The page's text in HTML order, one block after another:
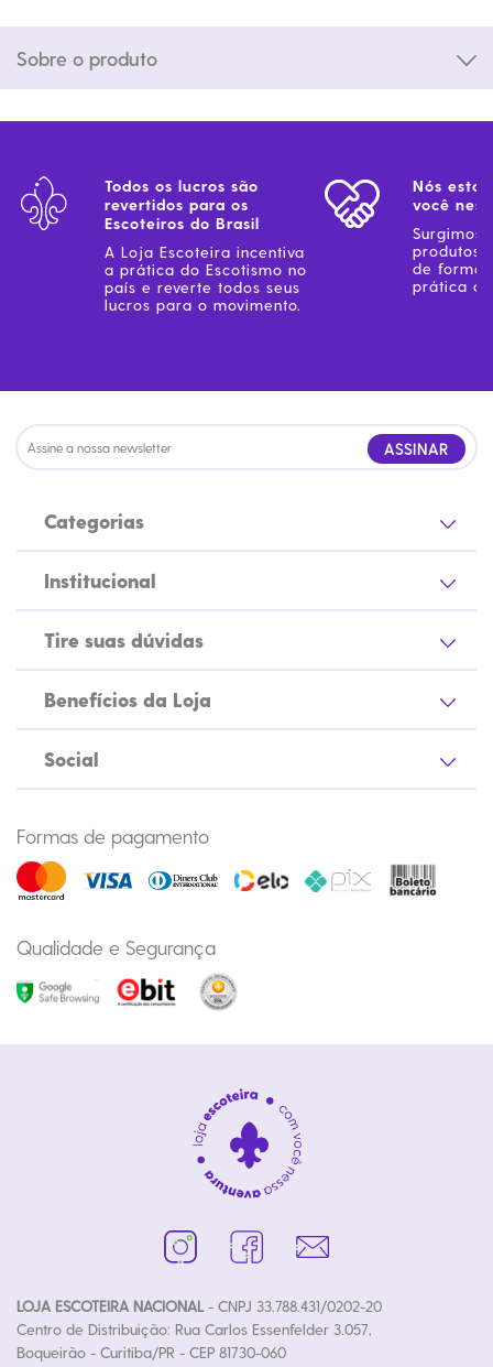
Sobre o produto
Todos os lucros são
revertidos para os
Escoteiros do Brasil
A Loja Escoteira incentiva
a prática do Escotismo no
país e reverte todos seus
lucros para o movimento.
Nós
você
Surgimos
produtos
de forma
prática
ASSINAR
Categorias
Institucional
Tire suas dúvidas
Benefícios da Loja
Social
Formas de pagamento
Qualidade e Segurança
LOJA ESCOTEIRA NACIONAL- CNPJ 33.788.431/0202-20
Centro de Distribuição: Rua Carlos Essenfelder 3.057,
Boqueirão - Curitiba/PR - CEP 81730-060